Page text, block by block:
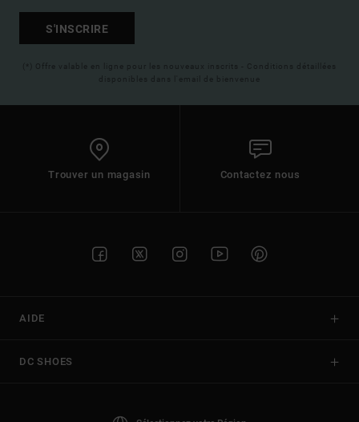
S'INSCRIRE
(*) Offre valable en ligne pour les nouveaux inscrits - Conditions détaillées
disponibles dans l'email de bienvenue
Trouver un magasin Contactez nous
AIDE
DC SHOES